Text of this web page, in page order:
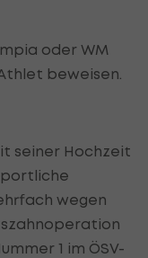
oder WM
beweisen.
seiner Hochzeit
wegen
1 im ÖSV-